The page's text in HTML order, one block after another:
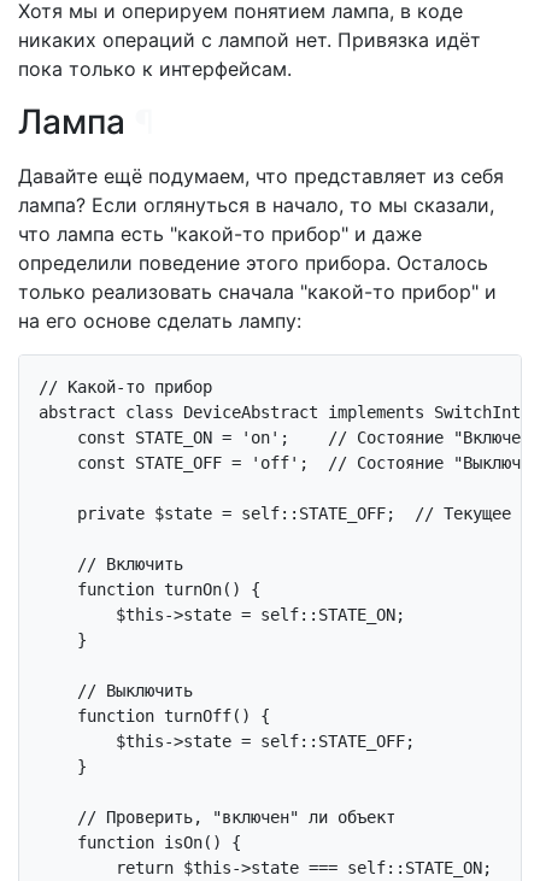
Хотя мы и оперируем понятием лампа, в коде
никаких операций с лампой нет. Привязка идёт
пока только к интерфейсам.
Лампа
Давайте ещё подумаем, что представляет из себя
лампа? Если оглянуться в начало, то мы сказали,
что лампа есть "какой-то прибор" и даже
определили поведение этого прибора. Осталось
только реализовать сначала "какой-то прибор" и
на его основе сделать лампу:
// Какой-то прибор
abstract
class DeviceAbstract implements
const STATE_ON = 'on' ;
// Состояние
const STATE_OFF = 'off' ; // Состояние
private $state = self::STATE_OFF; // Текущее
// Включить
function turnOn()
{
$this->state = self::STATE_ON;
    }
// Выключить
function turnOff()
{
$this->state = self::STATE_OFF;
    }
// Проверить, "включен" ли объект
function isOn()
{
return $this->state === self::STATE_ON;